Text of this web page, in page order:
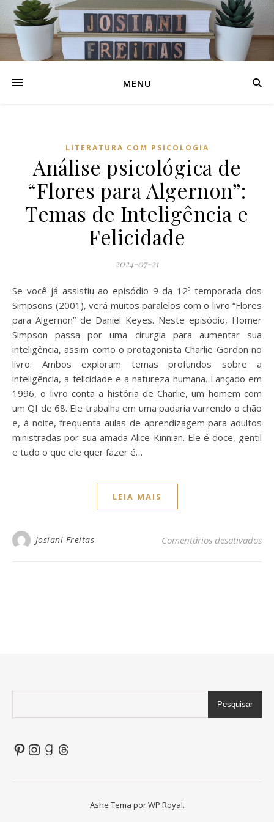
MENU
LITERATURA COM PSICOLOGIA
Análise psicológica de
“Flores para Algernon”:
Temas de Inteligência e
Felicidade
2024-07-21
Se você já assistiu ao episódio 9 da 12ª temporada dos
Simpsons (2001), verá muitos paralelos com o livro “Flores
para Algernon” de Daniel Keyes. Neste episódio, Homer
Simpson passa por uma cirurgia para aumentar sua
inteligência, assim como o protagonista Charlie Gordon no
livro. Ambos exploram temas profundos sobre a
inteligência, a felicidade e a natureza humana. Lançado em
1996, o livro conta a história de Charlie, um homem com
um QI de 68. Ele trabalha em uma padaria varrendo o chão
e, à noite, frequenta aulas de aprendizagem para adultos
ministradas por sua amada Alice Kinnian. Ele é doce, gentil
e tudo o que ele quer fazer é…
LEIA MAIS
Josiani Freitas Comentários desativados
Pesquisar
Pinterest
Instagram
Goodreads
Threads
Ashe Tema porWP Royal.